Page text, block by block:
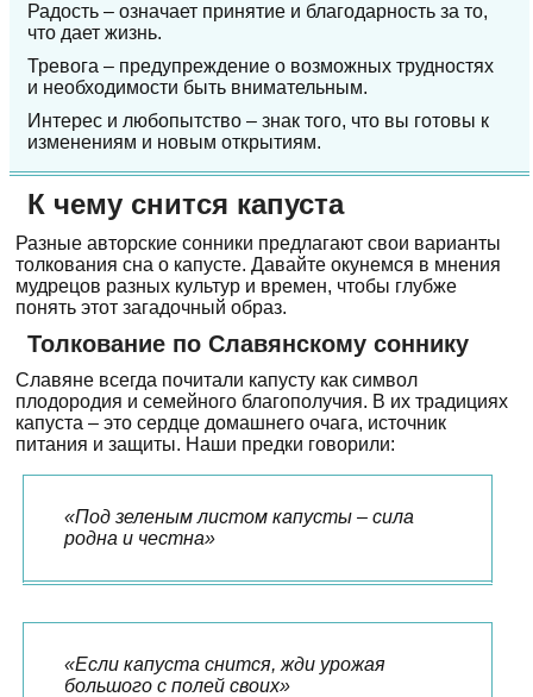
Радость – означает принятие и благодарность за то,
что дает жизнь.
Тревога – предупреждение о возможных трудностях
и необходимости быть внимательным.
Интерес и любопытство – знак того, что вы готовы к
изменениям и новым открытиям.
К чему снится капуста
Разные авторские сонники предлагают свои варианты
толкования сна о капусте. Давайте окунемся в мнения
мудрецов разных культур и времен, чтобы глубже
понять этот загадочный образ.
Толкование по Славянскому соннику
Славяне всегда почитали капусту как символ
плодородия и семейного благополучия. В их традициях
капуста – это сердце домашнего очага, источник
питания и защиты. Наши предки говорили:
«Под зеленым листом капусты – сила
родна и честна»
«Если капуста снится, жди урожая
большого с полей своих»